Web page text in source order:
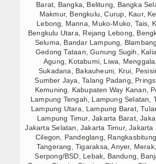
Barat, Bangka, Belitung, Bangka
Makmur, Bengkulu, Curup, Kaur,
Lebong, Manna, Muko-Muko, Tais,
Bengkulu Utara, Rejang Lebong,
Seluma, Bandar Lampung,
Gedong Tataan, Gunung Sugih,
Agung, Kotabumi, Liwa,
Sukadana, Bakauheuni, Krui,
Sumber Jaya, Talang Padang,
Kemuning. Kabupaten Way Kanan,
Lampung Tengah, Lampung Selatan,
Lampung Utara, Lampung Barat,
Lampung Timur, Jakarta Barat,
Jakarta Selatan, Jakarta Timur, Jakarta
Cilegon, Pandeglang,
Tangerang, Tigaraksa, Anyer,
Serpong/BSD, Lebak, Bandung,